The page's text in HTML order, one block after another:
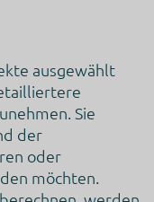
ausgewählt
Sie
der
oder
möchten.